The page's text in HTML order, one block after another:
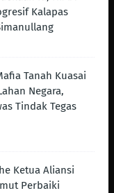
Kalapas
Tanah Kuasai
Negara,
Tindak Tegas
Ketua Aliansi
Perbaiki